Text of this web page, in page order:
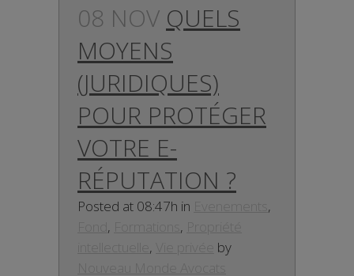
08 NOV QUELS
MOYENS
(JURIDIQUES)
POUR PROTÉGER
VOTRE E-
RÉPUTATION ?
Posted at 08:47h in
,
, ,
,
by